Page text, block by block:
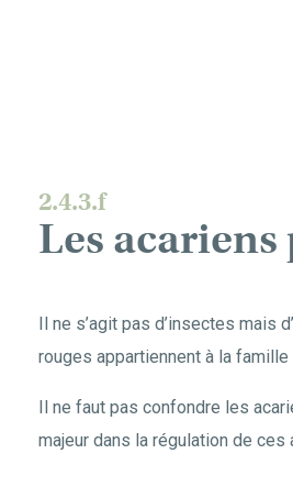
2.4.3.f
Les
Il ne s’agit pas d’insectes mais
rouges appartiennent à la famille
Il ne faut pas confondre les
majeur dans la régulation de